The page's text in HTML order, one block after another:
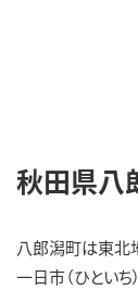
秋田県八
八郎潟町は東北
一日市（ひといち